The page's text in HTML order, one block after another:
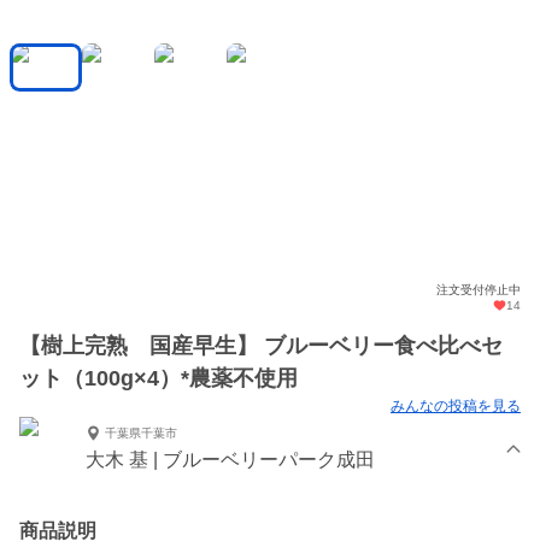
注文受付停止中
14
【樹上完熟 国産早生】 ブルーベリー食べ比べセ
ット（100g×4）*農薬不使用
みんなの投稿を見る
千葉県千葉市
大木 基 | ブルーベリーパーク成田
商品説明